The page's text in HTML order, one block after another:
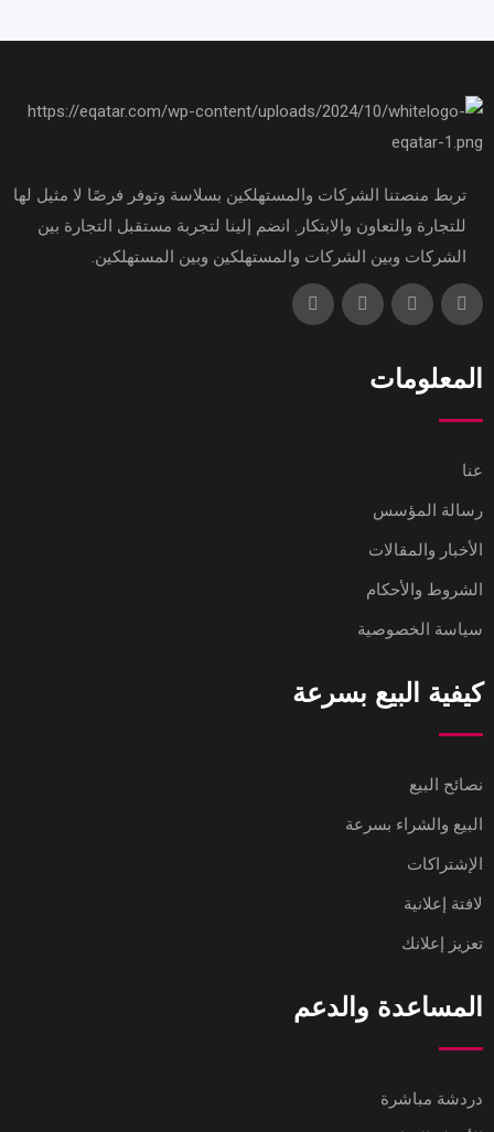
تربط منصتنا الشركات والمستهلكين بسلاسة وتوفر فرصًا لا مثيل لها
للتجارة والتعاون والابتكار. انضم إلينا لتجربة مستقبل التجارة بين
الشركات وبين الشركات والمستهلكين وبين المستهلكين.
المعلومات
عنا
رسالة المؤسس
الأخبار والمقالات
الشروط والأحكام
سياسة الخصوصية
كيفية البيع بسرعة
نصائح البيع
البيع والشراء بسرعة
الإشتراكات
لافتة إعلانية
تعزيز إعلانك
المساعدة والدعم
دردشة مباشرة